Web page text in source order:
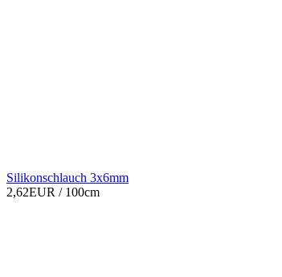
Silikonschlauch 3x6mm
2,62EUR / 100cm